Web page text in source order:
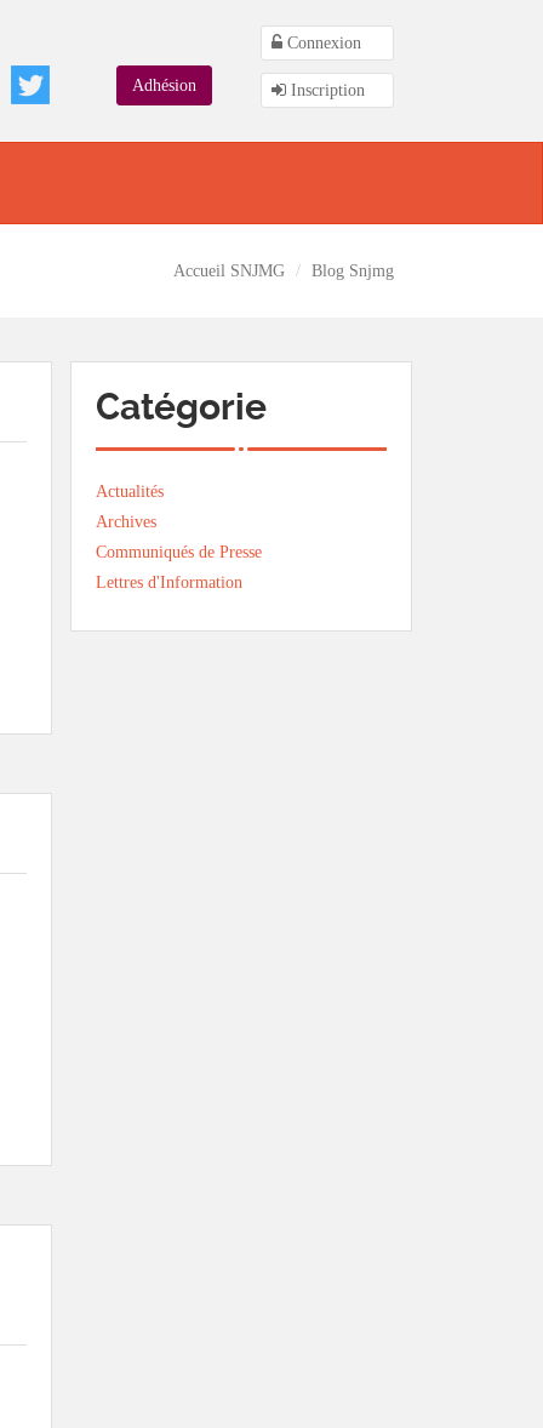
Adhésion
Connexion
Inscription
Accueil SNJMG Blog Snjmg
Catégorie
Actualités
Archives
Communiqués de Presse
Lettres d'Information